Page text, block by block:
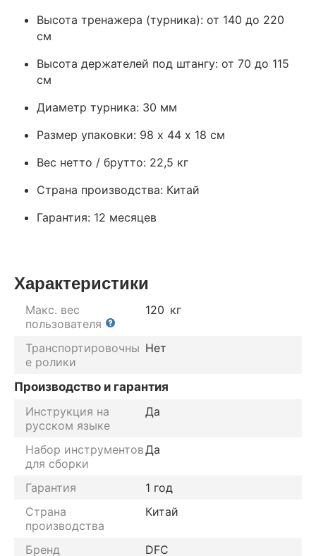
Высота тренажера (турника): от 140 до 220
см
Высота держателей под штангу: от 70 до 115
см
Диаметр турника: 30 мм
Размер упаковки: 98 х 44 х 18 см
Вес нетто / брутто: 22,5 кг
Страна производства: Китай
Гарантия: 12 месяцев
Характеристики
Макс. вес
пользователя
120 кг
Транспортировочны
е ролики
Нет
Производство и гарантия
Инструкция на
русском языке
Да
Набор инструментов
для сборки
Да
Гарантия
1 год
Страна
производства
Китай
Бренд DFC